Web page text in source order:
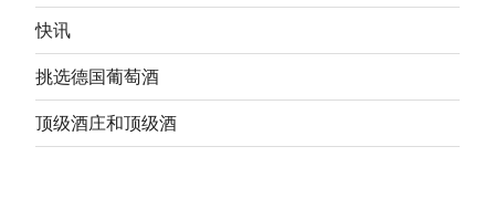
快讯
挑选德国葡萄酒
顶级酒庄和顶级酒